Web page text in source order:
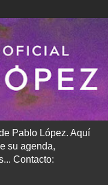
Pablo López. Aquí
su agenda,
Contacto: